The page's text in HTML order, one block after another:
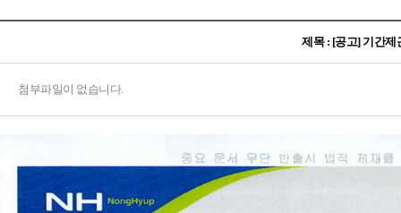
제목 : [공고] 기간
첨부파일이 없습니다.